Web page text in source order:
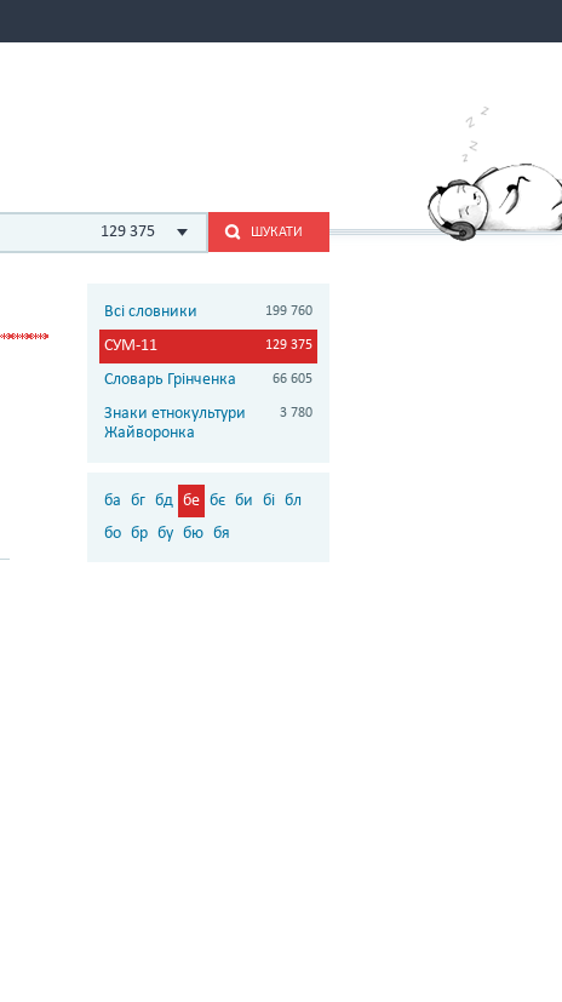
129 375 ШУКАТИ
Всі словники 199 760
СУМ-11 129 375
Словарь Грінченка 66 605
Знаки етнокультури
Жайворонка
3 780
ба бг бд бе бє би бі бл
бо бр бу бю бя